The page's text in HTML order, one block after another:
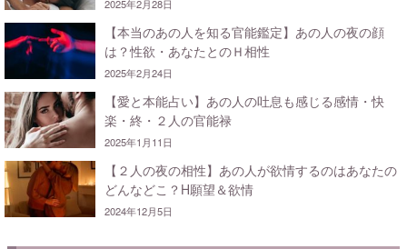
2025年2月28日
【本当のあの人を知る官能鑑定】あの人の夜の顔
は？性欲・あなたとのＨ相性
2025年2月24日
【愛と本能占い】あの人の吐息も感じる感情・快
楽・終・２人の官能禄
2025年1月11日
【２人の夜の相性】あの人が欲情するのはあなたの
どんなどこ？H願望＆欲情
2024年12月5日